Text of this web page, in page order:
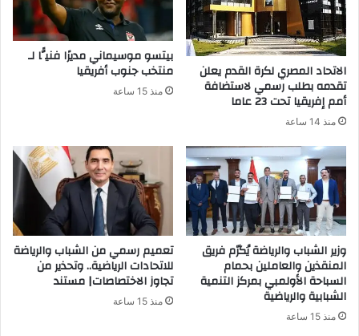
الاتحاد المصري لكرة القدم يعلن
تقدمه بطلب رسمي لاستضافة
أمم إفريقيا تحت 23 عاما
منذ 14 ساعة
بيتسو موسيماني مديرًا فنيًّا لـ
منتخب جنوب أفريقيا
منذ 15 ساعة
وزير الشباب والرياضة يُكرّم فريق
المنقذين والعاملين بحمام
السباحة الأولمبي بمركز التنمية
الشبابية والرياضية
منذ 15 ساعة
تعميم رسمي من الشباب والرياضة
للاتحادات الرياضية.. وتحذير من
تجاوز الاختصاصات| مستند
منذ 15 ساعة